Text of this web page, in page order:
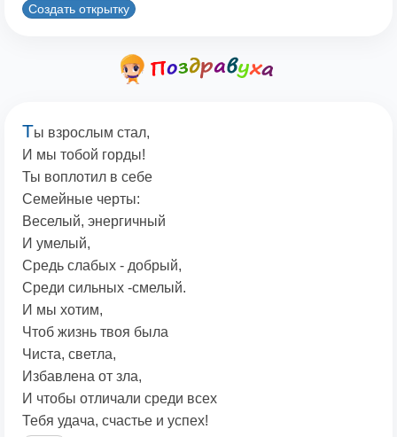
Создать открытку
Ты взрослым стал,
И мы тобой горды!
Ты воплотил в себе
Семейные черты:
Веселый, энергичный
И умелый,
Средь слабых - добрый,
Среди сильных -смелый.
И мы хотим,
Чтоб жизнь твоя была
Чиста, светла,
Избавлена от зла,
И чтобы отличали среди всех
Тебя удача, счастье и успех!